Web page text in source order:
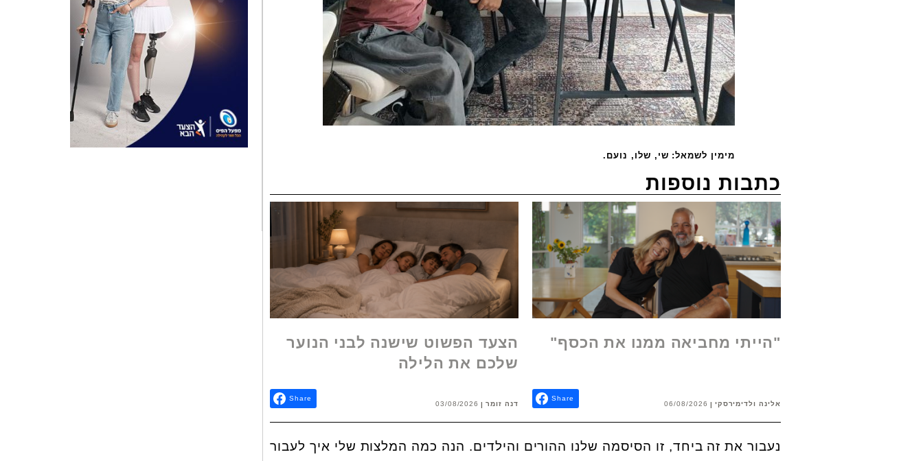
מימין לשמאל: שי, שלו, נועם.
כתבות נוספות
"הייתי מחביאה ממנו את הכסף"
אלינה ולדימירסקי 06/08/2026
Share
הצעד הפשוט שישנה לבני הנוער
שלכם את הלילה
דנה זומר 03/08/2026
Share
נעבור את זה ביחד, זו הסיסמה שלנו ההורים והילדים. הנה כמה המלצות שלי איך לעבור